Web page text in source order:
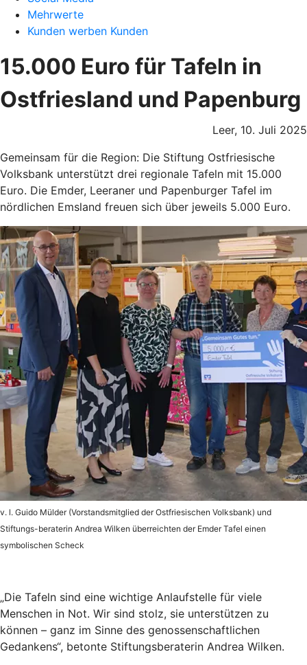
Mehrwerte
Kunden werben Kunden
15.000 Euro für Tafeln in
Ostfriesland und Papenburg
Leer, 10. Juli 2025
Gemeinsam für die Region: Die Stiftung Ostfriesische
Volksbank unterstützt drei regionale Tafeln mit 15.000
Euro. Die Emder, Leeraner und Papenburger Tafel im
nördlichen Emsland freuen sich über jeweils 5.000 Euro.
v. l. Guido Mülder (Vorstandsmitglied der Ostfriesischen Volksbank) und
Stiftungs-beraterin Andrea Wilken überreichten der Emder Tafel einen
symbolischen Scheck
„Die Tafeln sind eine wichtige Anlaufstelle für viele
Menschen in Not. Wir sind stolz, sie unterstützen zu
können – ganz im Sinne des genossenschaftlichen
Gedankens“, betonte Stiftungsberaterin Andrea Wilken.